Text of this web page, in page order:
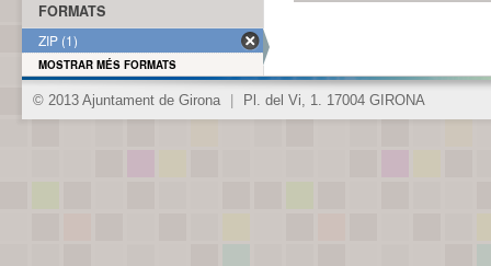
FORMATS
ZIP (1)
MOSTRAR MÉS FORMATS
© 2013 Ajuntament de Girona Pl. del Vi, 1. 17004 GIRONA